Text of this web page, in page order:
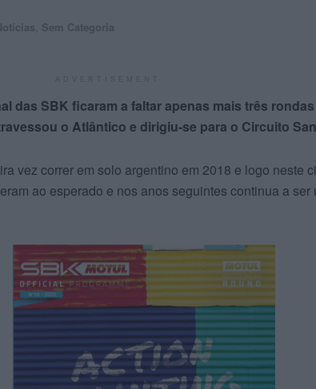
Sem Categoria
das SBK ficaram a faltar apenas mais três
o Atlântico e dirigiu-se para o Circuito
vez correr em solo argentino em 2018 e logo neste
ao esperado e nos anos seguintes continua a ser